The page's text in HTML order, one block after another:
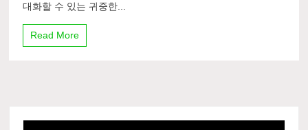
대화할 수 있는 귀중한...
Read More